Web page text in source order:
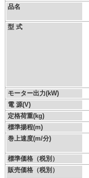
品名
型 式
モーター出力(kW)
電 源(V)
定格荷重(kg)
標準揚程(m)
巻上速度(m/分)
標準価格（税別）
販売価格（税別）